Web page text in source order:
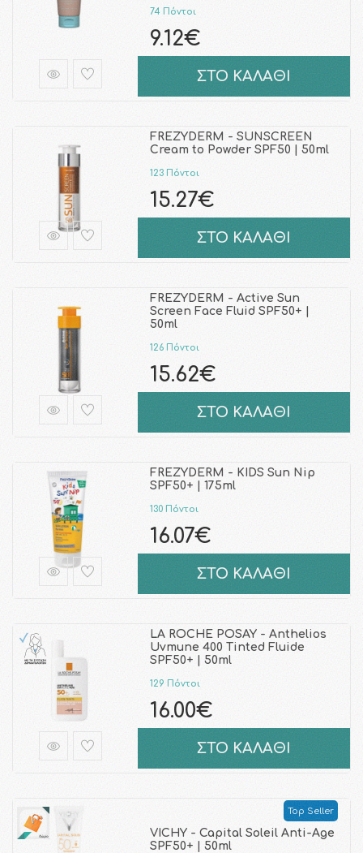
74 Πόντοι
9.12€
ΣΤΟ ΚΑΛΑΘΙ
FREZYDERM - SUNSCREEN
Cream to Powder SPF50 | 50ml
123 Πόντοι
15.27€
ΣΤΟ ΚΑΛΑΘΙ
FREZYDERM - Active Sun
Screen Face Fluid SPF50+ |
50ml
126 Πόντοι
15.62€
ΣΤΟ ΚΑΛΑΘΙ
FREZYDERM - KIDS Sun Nip
SPF50+ | 175ml
130 Πόντοι
16.07€
ΣΤΟ ΚΑΛΑΘΙ
LA ROCHE POSAY - Anthelios
Uvmune 400 Tinted Fluide
SPF50+ | 50ml
129 Πόντοι
16.00€
ΣΤΟ ΚΑΛΑΘΙ
Top Seller
VICHY - Capital Soleil Anti-Age
SPF50+ | 50ml